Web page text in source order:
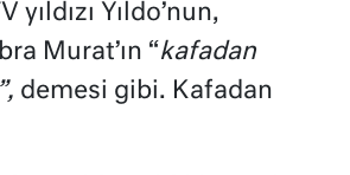
Yıldo’nun,
Murat’ın “kafadan
demesi gibi. Kafadan